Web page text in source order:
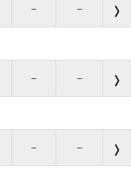
– –
– –
– –